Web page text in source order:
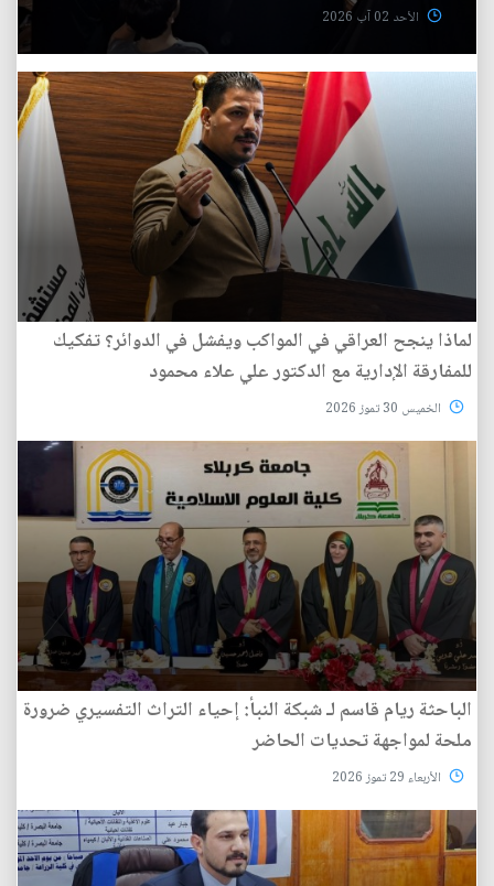
الأحد 02 آب 2026
لماذا ينجح العراقي في المواكب ويفشل في الدوائر؟ تفكيك
للمفارقة الإدارية مع الدكتور علي علاء محمود
الخميس 30 تموز 2026
الباحثة ريام قاسم لـ شبكة النبأ: إحياء التراث التفسيري ضرورة
ملحة لمواجهة تحديات الحاضر
الأربعاء 29 تموز 2026